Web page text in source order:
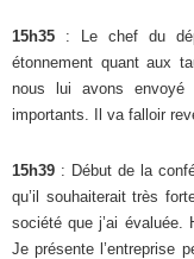
15h35 : Le chef du
étonnement quant aux
nous lui avons
importants. Il va falloir
15h39 : Début de la
qu’il souhaiterait très
société que j’ai évaluée.
Je présente l’entreprise